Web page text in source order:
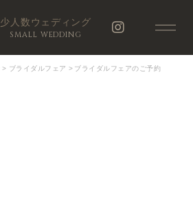
少人数ウェディング
SMALL WEDDING
> ブライダルフェア > ブライダルフェアのご予約